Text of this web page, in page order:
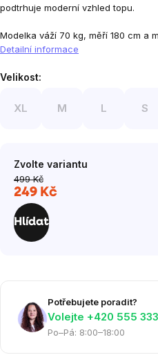
podtrhuje moderní vzhled topu.
Modelka váží 70 kg, měří 180 cm a
Detailní informace
Velikost:
XL M L S
Zvolte variantu
499 Kč
249 Kč
Hlídat
Potřebujete poradit?
Volejte ‭+420 555
Po–Pá: 8:00–18:00